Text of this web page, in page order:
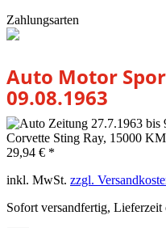
Zahlungsarten
Auto Motor
09.08.1963
29,94 € *
inkl. MwSt. zzgl.
Sofort versandfertig, Lieferzeit